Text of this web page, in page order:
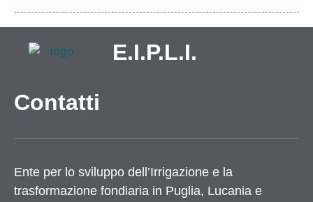
E.I.P.L.I.
Contatti
Ente per lo sviluppo dell’Irrigazione e la
trasformazione fondiaria in Puglia, Lucania e